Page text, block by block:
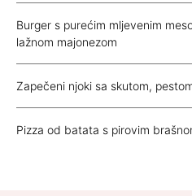
Burger s purećim mljevenim
lažnom majonezom
Zapečeni njoki sa skutom,
Pizza od batata s pirovim